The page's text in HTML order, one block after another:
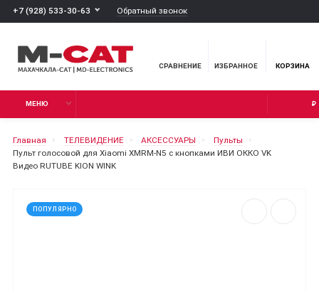
+7 (928) 533-30-63 Обратный звонок
СРАВНЕНИЕ ИЗБРАННОЕ КОРЗИНА
МЕНЮ ₽
Главная ТЕЛЕВИДЕНИЕ АКСЕССУАРЫ
Пульты
Пульт голосовой для Xiaomi XMRM-N5 c кнопками ИВИ ОККО VK
Видео RUTUBE KION WINK
ПОПУЛЯРНО